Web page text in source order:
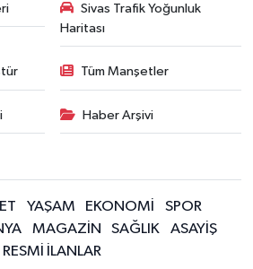
Sivas Trafik Yoğunluk
Haritası
Tüm Manşetler
Haber Arşivi
YAŞAM EKONOMİ
SPOR
MAGAZİN SAĞLIK
ASAYİŞ
RESMİ İLANLAR